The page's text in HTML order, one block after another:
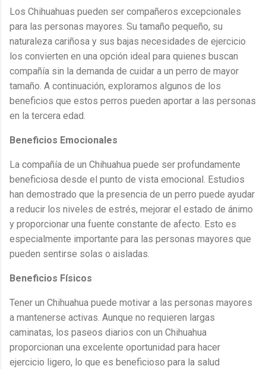
Los Chihuahuas pueden ser compañeros excepcionales
para las personas mayores. Su tamaño pequeño, su
naturaleza cariñosa y sus bajas necesidades de ejercicio
los convierten en una opción ideal para quienes buscan
compañía sin la demanda de cuidar a un perro de mayor
tamaño. A continuación, exploramos algunos de los
beneficios que estos perros pueden aportar a las personas
en la tercera edad.
Beneficios Emocionales
La compañía de un Chihuahua puede ser profundamente
beneficiosa desde el punto de vista emocional. Estudios
han demostrado que la presencia de un perro puede ayudar
a reducir los niveles de estrés, mejorar el estado de ánimo
y proporcionar una fuente constante de afecto. Esto es
especialmente importante para las personas mayores que
pueden sentirse solas o aisladas.
Beneficios Físicos
Tener un Chihuahua puede motivar a las personas mayores
a mantenerse activas. Aunque no requieren largas
caminatas, los paseos diarios con un Chihuahua
proporcionan una excelente oportunidad para hacer
ejercicio ligero, lo que es beneficioso para la salud